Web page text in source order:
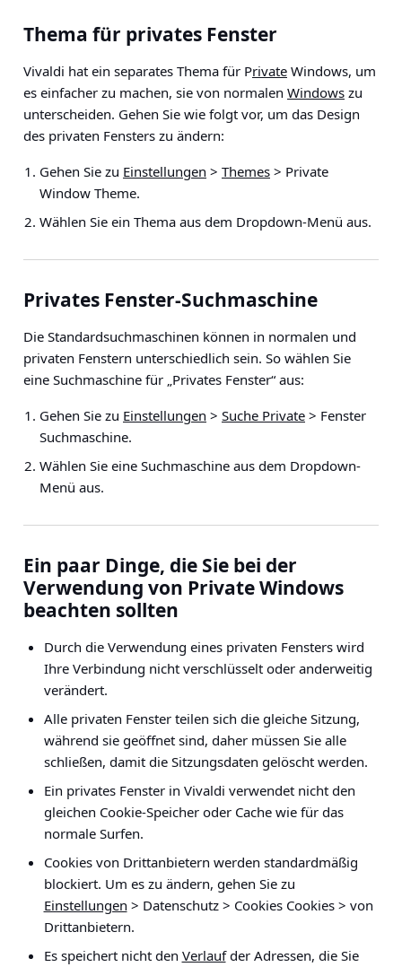
Thema für privates Fenster
Vivaldi hat ein separates Thema für Private Windows, um
es einfacher zu machen, sie von normalen Windows zu
unterscheiden. Gehen Sie wie folgt vor, um das Design
des privaten Fensters zu ändern:
Gehen Sie zu Einstellungen > Themes > Private
Window Theme.
Wählen Sie ein Thema aus dem Dropdown-Menü aus.
Privates Fenster-Suchmaschine
Die Standardsuchmaschinen können in normalen und
privaten Fenstern unterschiedlich sein. So wählen Sie
eine Suchmaschine für „Privates Fenster“ aus:
Gehen Sie zu Einstellungen > Suche Private > Fenster
Suchmaschine.
Wählen Sie eine Suchmaschine aus dem Dropdown-
Menü aus.
Ein paar Dinge, die Sie bei der
Verwendung von Private Windows
beachten sollten
Durch die Verwendung eines privaten Fensters wird
Ihre Verbindung nicht verschlüsselt oder anderweitig
verändert.
Alle privaten Fenster teilen sich die gleiche Sitzung,
während sie geöffnet sind, daher müssen Sie alle
schließen, damit die Sitzungsdaten gelöscht werden.
Ein privates Fenster in Vivaldi verwendet nicht den
gleichen Cookie-Speicher oder Cache wie für das
normale Surfen.
Cookies von Drittanbietern werden standardmäßig
blockiert. Um es zu ändern, gehen Sie zu
Einstellungen > Datenschutz > Cookies Cookies > von
Drittanbietern.
Es speichert nicht den Verlaufder Adressen, die Sie